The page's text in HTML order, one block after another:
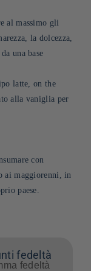
al massimo gli
la dolcezza,
una base
latte, on the
alla vaniglia per
con
ai maggiorenni, in
paese.
fedeltà
fedeltà